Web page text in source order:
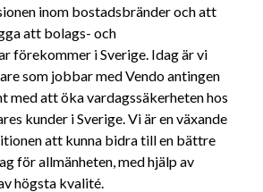
inom bostadsbränder och att
att bolags- och
förekommer i Sverige. Idag är vi
som jobbar med Vendo antingen
med att öka vardagssäkerheten hos
kunder i Sverige. Vi är en växande
att kunna bidra till en bättre
för allmänheten, med hjälp av
högsta kvalité.